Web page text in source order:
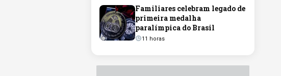
Familiares celebram legado de
primeira medalha
paralímpica do Brasil
11 horas